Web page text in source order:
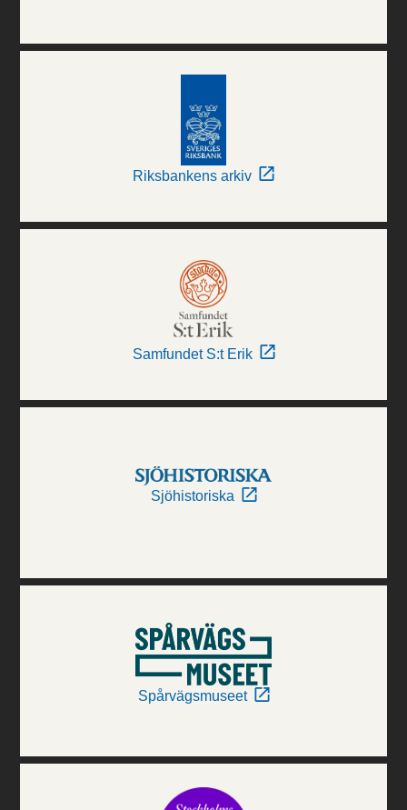
Riksbankens arkiv
Samfundet S:t Erik
Sjöhistoriska
Spårvägsmuseet